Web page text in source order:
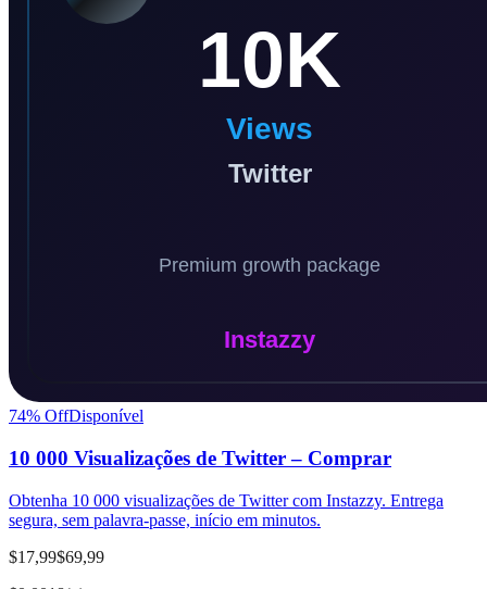
74% OffDisponível
10 000 Visualizações de Twitter – Comprar
Obtenha 10 000 visualizações de Twitter com Instazzy. Entrega
segura, sem palavra-passe, início em minutos.
$17,99$69,99